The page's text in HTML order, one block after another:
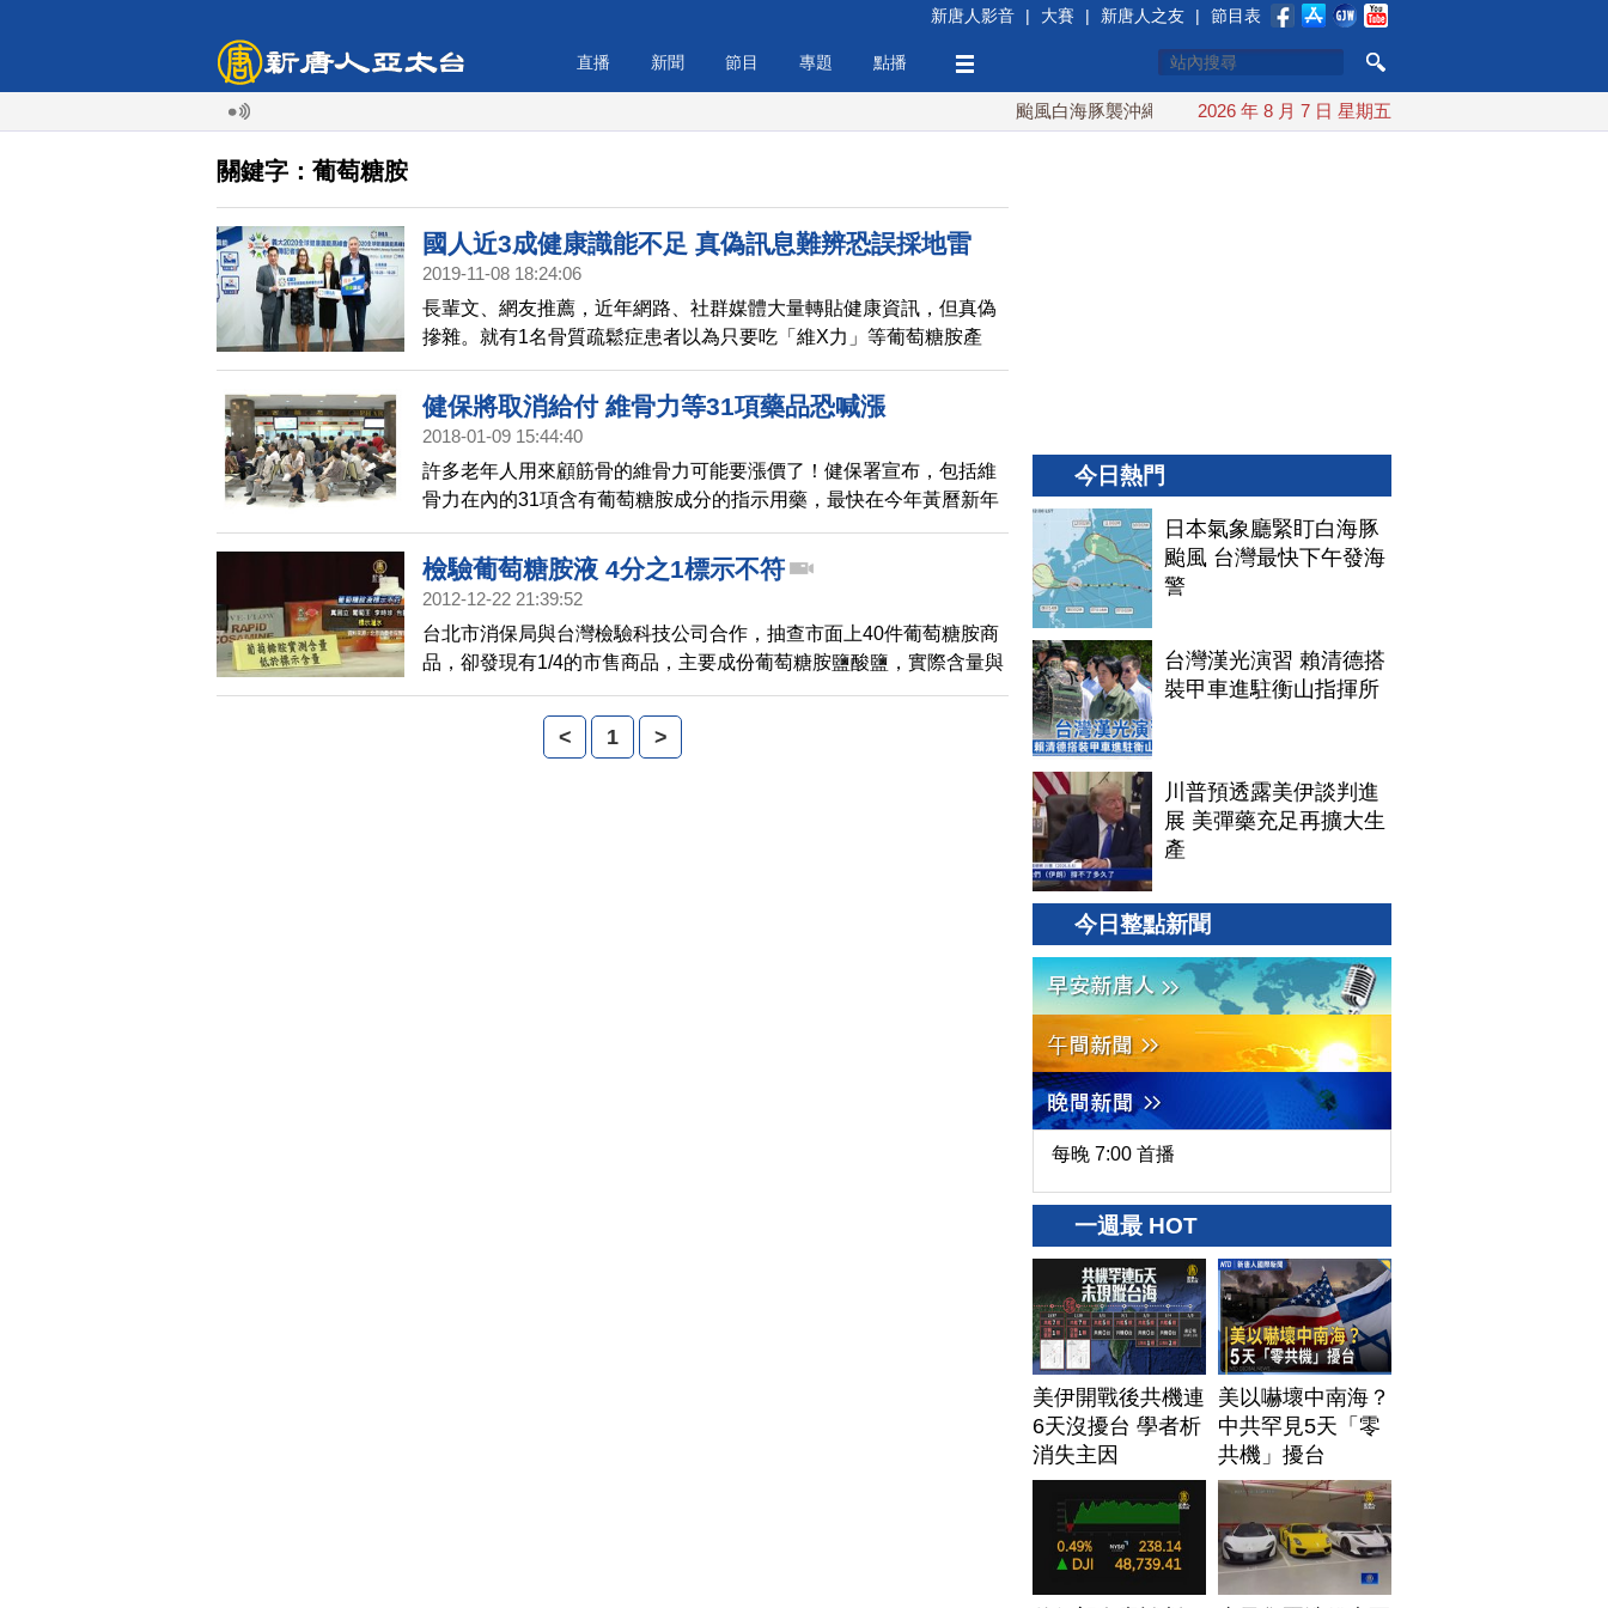
新唐人影音 | 大賽 | 新唐人之友 | 節目表
直播 新聞 節目 專題 點播
颱風白海豚襲沖繩 週末最近台灣 10日登陸浙江
2026 年 8 月 7 日 星期五
關鍵字：葡萄糖胺
國人近3成健康識能不足 真偽訊息難辨恐誤採地雷
2019-11-08 18:24:06
長輩文、網友推薦，近年網路、社群媒體大量轉貼健康資訊，但真偽
摻雜。就有1名骨質疏鬆症患者以為只要吃「維X力」等葡萄糖胺產
品，就能保養骨頭，天天服用，但跌倒後就醫，確診為骨鬆引發骨
折，這才發現這些年根本白花錢。
健保將取消給付 維骨力等31項藥品恐喊漲
2018-01-09 15:44:40
許多老年人用來顧筋骨的維骨力可能要漲價了！健保署宣布，包括維
骨力在內的31項含有葡萄糖胺成分的指示用藥，最快在今年黃曆新年
後就可能取消給付，每年可省1.4億元，受影響患者人數超過15萬人。
檢驗葡萄糖胺液 4分之1標示不符
2012-12-22 21:39:52
台北市消保局與台灣檢驗科技公司合作，抽查市面上40件葡萄糖胺商
品，卻發現有1/4的市售商品，主要成份葡萄糖胺鹽酸鹽，實際含量與
標示不符，許多葡萄糖胺液的品牌大廠都被點名。
< 1 >
今日熱門
日本氣象廳緊盯白海豚
颱風 台灣最快下午發海
警
台灣漢光演習 賴清德搭
裝甲車進駐衡山指揮所
川普預透露美伊談判進
展 美彈藥充足再擴大生
產
今日整點新聞
每晚 7:00 首播
一週最 HOT
美伊開戰後共機連
6天沒擾台 學者析
消失主因
美以嚇壞中南海？
中共罕見5天「零
共機」擾台